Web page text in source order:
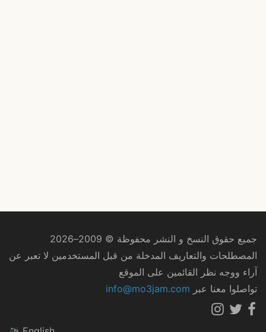
جميع حقوق النسخ و النشر محفوظة © 2009–2026
المصطلحات والتعاريف المدخلة من قبل المستخدمين لا تعبر عن
آراء ووجه نظر القائمين على الموقع
تواصلوا معنا عبر info@mo3jam.com